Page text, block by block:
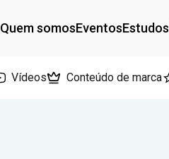
Quem somosEventosEstudos
Vídeos Conteúdo de marca